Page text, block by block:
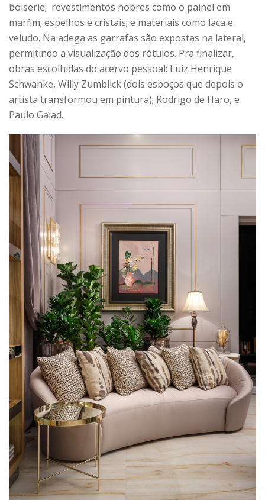
boiserie; revestimentos nobres como o painel em
marfim; espelhos e cristais; e materiais como laca e
veludo. Na adega as garrafas são expostas na lateral,
permitindo a visualização dos rótulos. Pra finalizar,
obras escolhidas do acervo pessoal: Luiz Henrique
Schwanke, Willy Zumblick (dois esboços que depois o
artista transformou em pintura); Rodrigo de Haro, e
Paulo Gaiad.